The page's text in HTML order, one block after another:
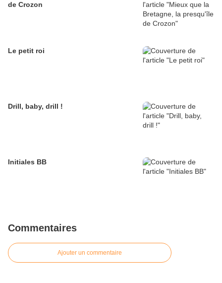
de Crozon
Le petit roi
Drill, baby, drill !
Initiales BB
Commentaires
Ajouter un commentaire